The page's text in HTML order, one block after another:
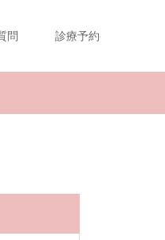
問 診療予約